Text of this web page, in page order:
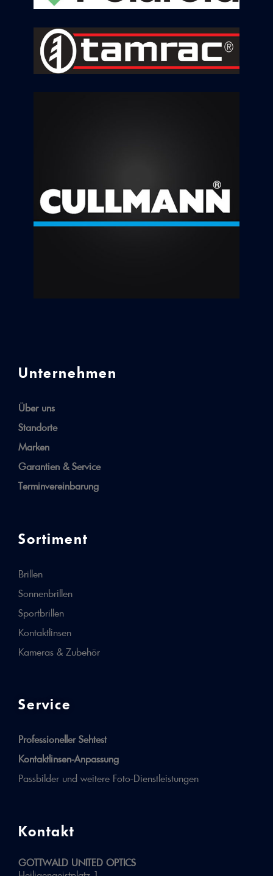
Unternehmen
Über uns
Standorte
Marken
Garantien & Service
Terminvereinbarung
Sortiment
Brillen
Sonnenbrillen
Sportbrillen
Kontaktlinsen
Kameras & Zubehör
Service
Professioneller Sehtest
Kontaktlinsen-Anpassung
Passbilder und weitere Foto-Dienstleistungen
Kontakt
GOTTWALD UNITED OPTICS